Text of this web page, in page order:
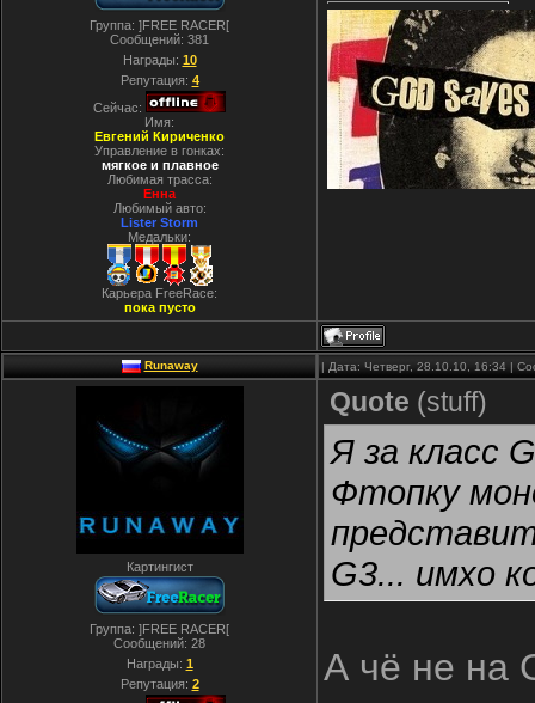
Группа: ]FREE RACER[
Сообщений: 381
Награды: 10
Репутация: 4
Сейчас:
Имя:
Евгений Кириченко
Управление в гонках:
мягкое и плавное
Любимая трасса:
Енна
Любимый авто:
Lister Storm
Медальки:
Карьера FreeRace:
пока пусто
Runaway | Дата: Четверг, 28.10.10, 16:34 |
Картингист
Группа: ]FREE RACER[
Сообщений: 28
Награды: 1
Репутация: 2
Quote (stuff)
Я за класс
Фтопку
G3... имхо
А чё не на